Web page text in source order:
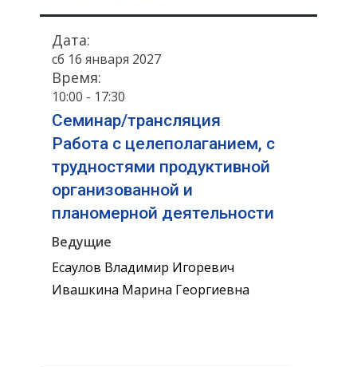
Дата:
сб 16 января 2027
Время:
10:00 - 17:30
Семинар/трансляция
Работа с целеполаганием, с
трудностями продуктивной
организованной и
планомерной деятельности
Ведущие
Есаулов Владимир Игоревич
Ивашкина Марина Георгиевна